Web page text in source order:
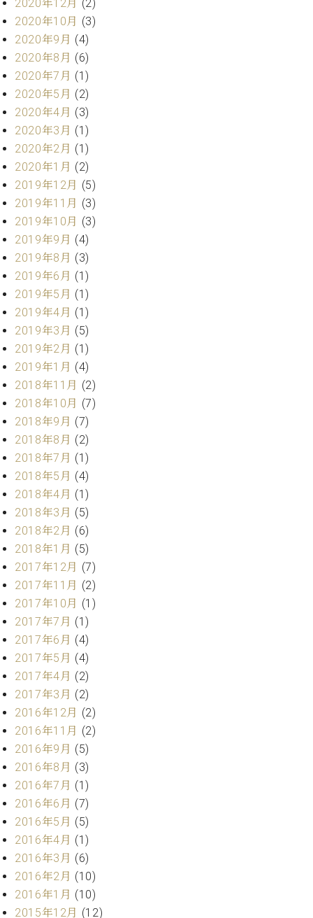
ン
ト
ラ
デ
ィ
シ
ョ
ン
W.
ホ
フ
マ
ン
ヴ
ィ
ジ
ョ
ン
C.BECHSTEIN
Digital(ベ
ヒ
シ
ュ
タ
イ
ン
デ
ジ
タ
ル)
ン
タ
ー
ス
タ
フ
ご
挨
拶
技
術
紹
介
展示
情報
【ユ
ーロ
ピア
ノ特
選中
古】
イ
ベ
ト
情
報
八
王
工
房
ブ
ロ
グ
ア
セ
ス
お
問
い
わ
せ
ア
ー
テ
ィ
ス
ト
カ
ス
タ
2020年12月 (2)
2020年10月 (3)
2020年9月 (4)
2020年8月 (6)
2020年7月 (1)
2020年5月 (2)
2020年4月 (3)
2020年3月 (1)
2020年2月 (1)
2020年1月 (2)
2019年12月 (5)
2019年11月 (3)
2019年10月 (3)
2019年9月 (4)
2019年8月 (3)
2019年6月 (1)
2019年5月 (1)
2019年4月 (1)
2019年3月 (5)
2019年2月 (1)
2019年1月 (4)
2018年11月 (2)
2018年10月 (7)
2018年9月 (7)
2018年8月 (2)
2018年7月 (1)
2018年5月 (4)
2018年4月 (1)
2018年3月 (5)
2018年2月 (6)
2018年1月 (5)
2017年12月 (7)
2017年11月 (2)
2017年10月 (1)
2017年7月 (1)
2017年6月 (4)
2017年5月 (4)
2017年4月 (2)
2017年3月 (2)
2016年12月 (2)
2016年11月 (2)
2016年9月 (5)
2016年8月 (3)
2016年7月 (1)
2016年6月 (7)
2016年5月 (5)
2016年4月 (1)
2016年3月 (6)
2016年2月 (10)
2016年1月 (10)
2015年12月 (12)